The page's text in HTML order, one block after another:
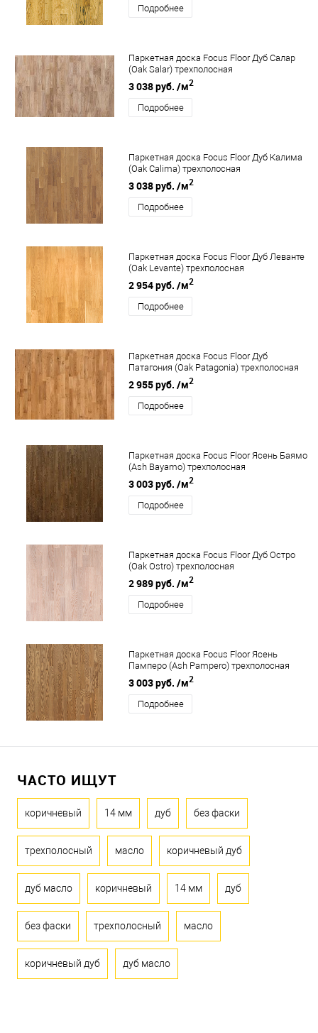
Подробнее
Паркетная доска Focus Floor Дуб Салар
(Oak Salar) трехполосная
3 038 руб. /м2
Подробнее
Паркетная доска Focus Floor Дуб Калима
(Oak Calima) трехполосная
3 038 руб. /м2
Подробнее
Паркетная доска Focus Floor Дуб Леванте
(Oak Levante) трехполосная
2 954 руб. /м2
Подробнее
Паркетная доска Focus Floor Дуб
Патагония (Oak Patagonia) трехполосная
2 955 руб. /м2
Подробнее
Паркетная доска Focus Floor Ясень Баямо
(Ash Bayamo) трехполосная
3 003 руб. /м2
Подробнее
Паркетная доска Focus Floor Дуб Остро
(Oak Ostro) трехполосная
2 989 руб. /м2
Подробнее
Паркетная доска Focus Floor Ясень
Памперо (Ash Pampero) трехполосная
3 003 руб. /м2
Подробнее
ЧАСТО ИЩУТ
коричневый 14 мм дуб без фаски
трехполосный масло коричневый дуб
дуб масло коричневый 14 мм дуб
без фаски трехполосный масло
коричневый дуб дуб масло